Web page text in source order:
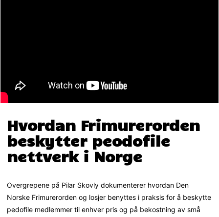
Hvordan Frimurerorden
beskytter peodofile
nettverk i Norge
Overgrepene på Pilar Skovly dokumenterer hvordan Den
Norske Frimurerorden og losjer benyttes i praksis for å beskytte
pedofile medlemmer til enhver pris og på bekostning av små